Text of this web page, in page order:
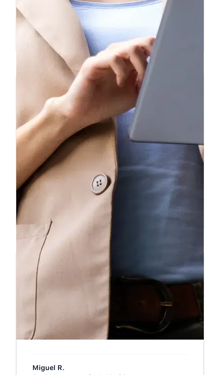
Carlos F.
Particular — Importación de vehículo
Llevamos 6 meses usando Ficha
Express para nuestro taller. Hacemos
unas 15 fichas al mes y el servicio es
impecable. Los precios son los mejores
del mercado y el soporte por WhatsApp
es inmediato.
Taller Mecánico — Madrid
Pedí el servicio ordinario y tardó unas 5
horas, esperaba algo menos. Pero la
ficha llegó perfecta, firmada y lista para
la ITV. Para la próxima pediré el express.
❞
Miguel R.